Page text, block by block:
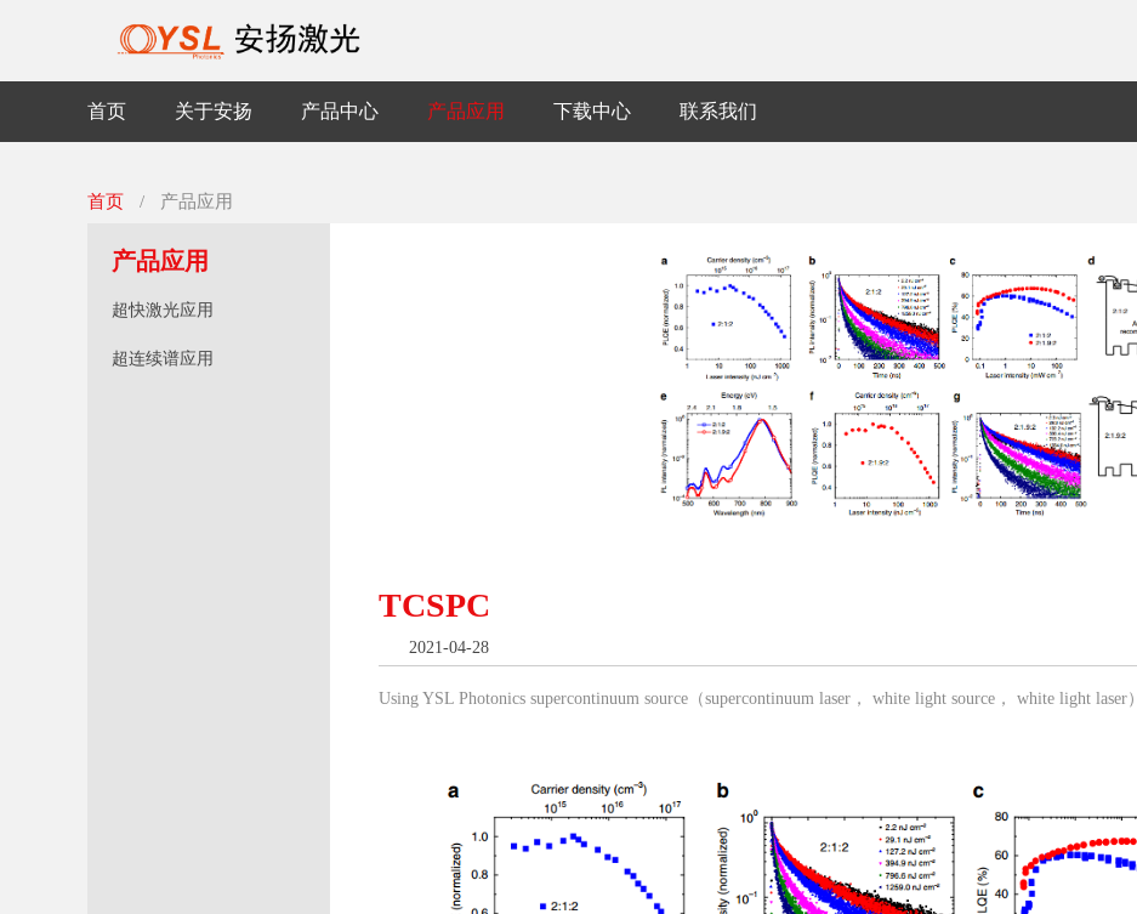
首页 关于安扬 产品中心 产品应用 下载中心 联系我们
首页 / 产品应用
产品应用
超快激光应用
超连续谱应用
TCSPC
2021-04-28
Using YSL Photonics supercontinuum source（supercontinuum laser， white light source， white light laser）